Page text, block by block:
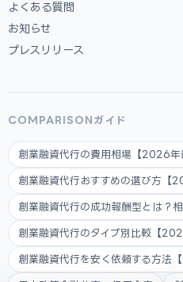
よくある質問
お知らせ
プレスリリース
COMPARISONガイド
創業融資代行の費用相場【2026年
創業融資代行おすすめの選び方【
創業融資代行の成功報酬型とは？
創業融資代行のタイプ別比較【
創業融資代行を安く依頼する方法